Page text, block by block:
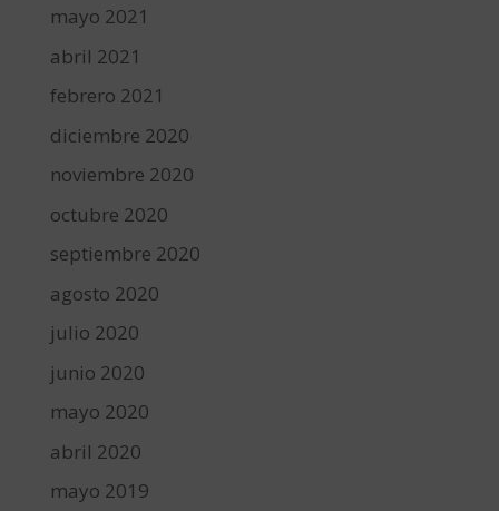
mayo 2021
abril 2021
febrero 2021
diciembre 2020
noviembre 2020
octubre 2020
septiembre 2020
agosto 2020
julio 2020
junio 2020
mayo 2020
abril 2020
mayo 2019